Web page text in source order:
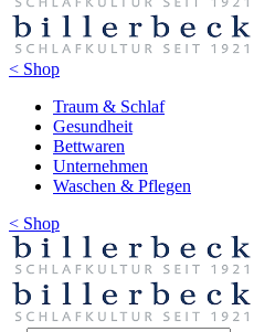
< Shop
Traum & Schlaf
Gesundheit
Bettwaren
Unternehmen
Waschen & Pflegen
< Shop